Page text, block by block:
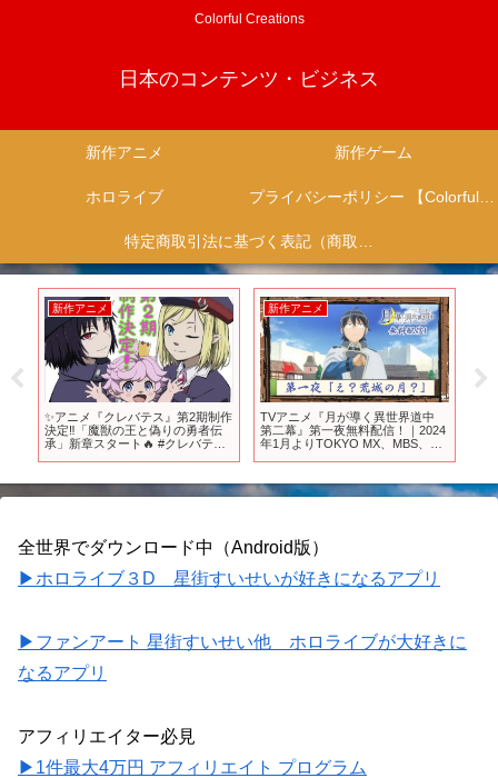
Colorful Creations
日本のコンテンツ・ビジネス
新作アニメ 新作ゲーム
ホロライブ プライバシーポリシー 【Colorful Creation】
特定商取引法に基づく表記（商取引に関する開示）
新作アニメ
✨アニメ『クレバテス』第2期制作
決定‼️「魔獣の王と偽りの勇者伝
承」新章スタート🔥 #クレバテス
新作アニメ
TVアニメ『月が導く異世界道中
第二幕』第一夜無料配信！｜2024
年1月よりTOKYO MX、MBS、BS
生2
全世界でダウンロード中（Android版）
▶ホロライブ３D 星街すいせいが好きになるアプリ
▶ファンアート 星街すいせい他 ホロライブが大好きに
なるアプリ
アフィリエイター必見
▶1件最大4万円 アフィリエイト プログラム